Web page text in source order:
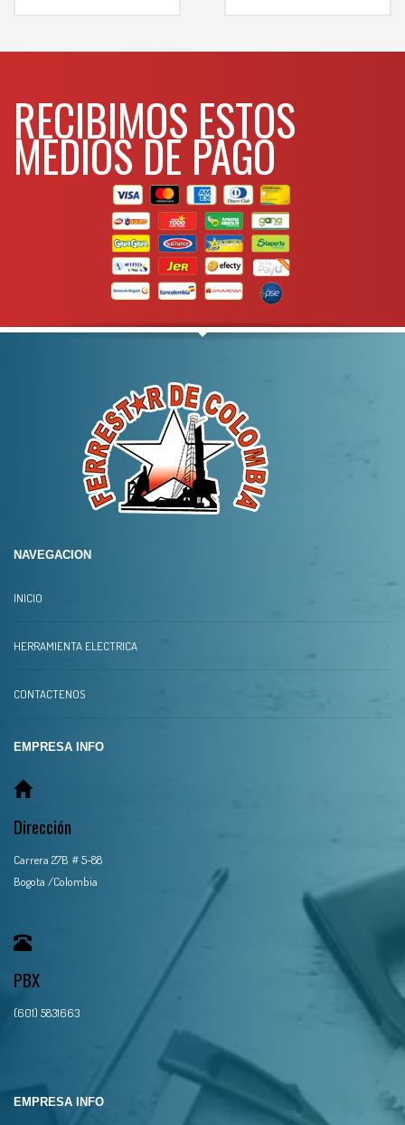
WHATSAPP3134392699
RECIBIMOS ESTOS
MEDIOS DE PAGO
NAVEGACION
INICIO
HERRAMIENTA ELECTRICA
CONTACTENOS
EMPRESA INFO
Dirección
Carrera 27B # 5-88
Bogota /Colombia
PBX
(601) 5831663
EMPRESA INFO